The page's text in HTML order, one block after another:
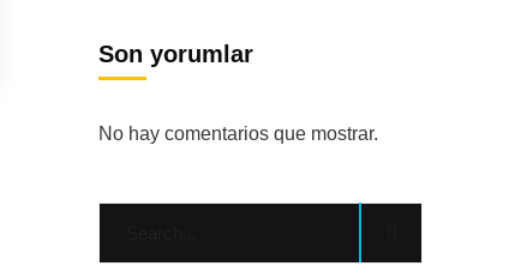
Son yorumlar
No hay comentarios que mostrar.